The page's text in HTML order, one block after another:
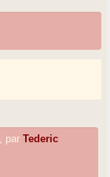
parTederic